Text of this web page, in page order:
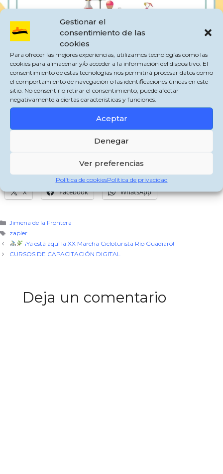
Gestionar el
consentimiento de las
cookies
Para ofrecer las mejores experiencias, utilizamos tecnologías como las
cookies para almacenar y/o acceder a la información del dispositivo. El
consentimiento de estas tecnologías nos permitirá procesar datos como
el comportamiento de navegación o las identificaciones únicas en este
sitio. No consentir o retirar el consentimiento, puede afectar
negativamente a ciertas características y funciones.
Aceptar
Denegar
Ver preferencias
Política de cookiesPolítica de privacidad
«CIENCIA AL FRESQUITO» es una actividad que se realizará el próximo
miércoles 27 de mayo, en las instalaciones de la ludoteca municipal de la
Estación, a las 16:00 horas.
Comparte esto:
X Facebook WhatsApp
Categorías
Jimena de la Frontera
Etiquetas
zapier
¡Ya está aquí la XX Marcha Cicloturista Río Guadiaro!
CURSOS DE CAPACITACIÓN DIGITAL
Deja un comentario